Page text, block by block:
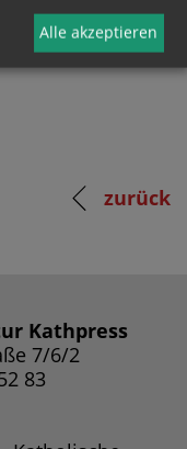
zurück
Kathpress
7/6/2
83
Alle akzeptieren